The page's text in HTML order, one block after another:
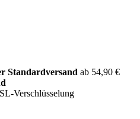
Standardversand ab 54,90 €
Verschlüsselung